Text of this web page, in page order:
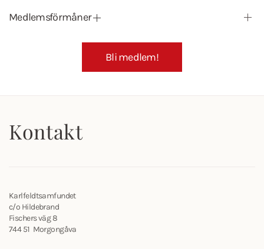
Medlemsförmåner
Bli medlem!
Kontakt
Karlfeldtsamfundet
c/o Hildebrand
Fischers väg 8
744 51 Morgongåva